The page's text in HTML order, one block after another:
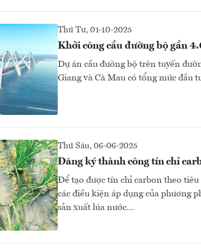
Thứ Tư, 01-10-2025
Khởi công cầu đường bộ gần
Dự án cầu đường bộ trên tuyến
Giang và Cà Mau có tổng mức đầu
Thứ Sáu, 06-06-2025
Đăng ký thành công tín chỉ
Để tạo được tín chỉ carbon theo
các điều kiện áp dụng của phương
sản xuất lúa nước...